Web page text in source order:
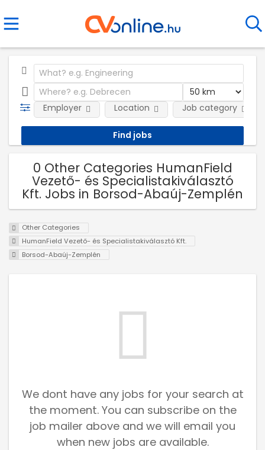
Employer Location Job category
0 Other Categories HumanField
Vezető- és Specialistakiválasztó
Kft. Jobs in Borsod-Abaúj-Zemplén
Other Categories
HumanField Vezető- és Specialistakiválasztó Kft.
Borsod-Abaúj-Zemplén
We dont have any jobs for your search at
the moment. You can subscribe on the
job mailer above and we will email you
when new jobs are available.